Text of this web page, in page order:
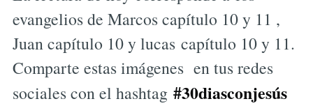
evangelios de Marcos capítulo 10 y 11 ,
Juan capítulo 10 y lucas capítulo 10 y 11.
Comparte estas imágenes en tus redes
sociales con el hashtag #30diasconjesús